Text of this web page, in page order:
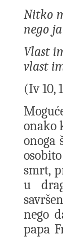
Nitko
nego
Vlast
vlast
(Iv 10,
onako
onoga
smrt,
u
nego
papa